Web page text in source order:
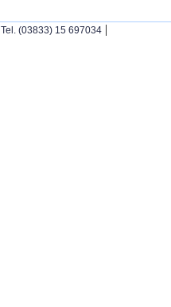
Tel. (03833) 15 697034 |